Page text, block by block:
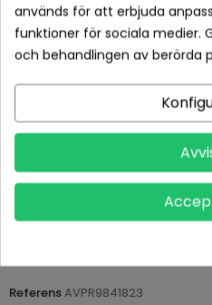
Leveranstid normalt 1-2
Returvillkor 14 dagars
ReferensAVPR9841823
används för att erbjuda
funktioner för sociala medier.
och behandlingen av berörda